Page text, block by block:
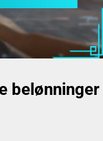
belønninger